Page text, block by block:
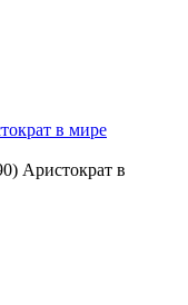
в мире
Аристократ в